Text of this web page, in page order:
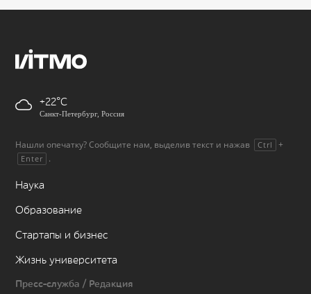
+22
Санкт-Петербург, Россия
Нашли опечатку? Сообщите нам, выделив текст и нажав Ctrl +
Enter .
Наука
Образование
Стартапы и бизнес
Жизнь университета
Пресс-служба / Редакция